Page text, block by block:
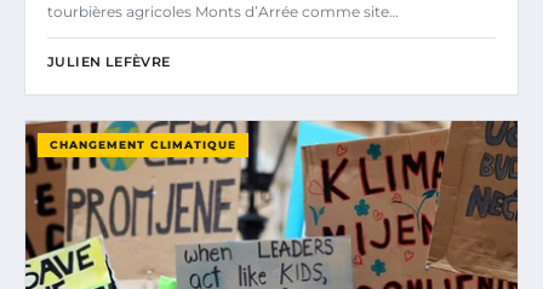
tourbières agricoles Monts d’Arrée comme site…
JULIEN LEFÈVRE
CHANGEMENT CLIMATIQUE